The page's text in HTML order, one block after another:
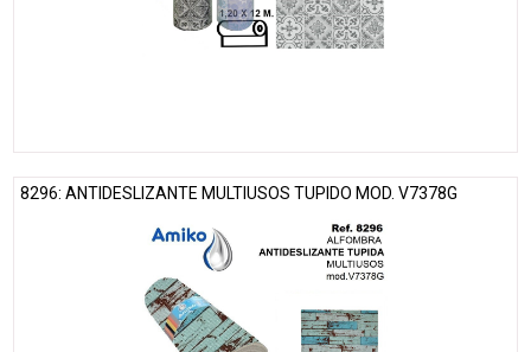
8296: ANTIDESLIZANTE MULTIUSOS TUPIDO MOD. V7378G